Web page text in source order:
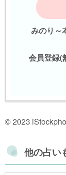
みのり～
会員登録(
© 2023
他の占い